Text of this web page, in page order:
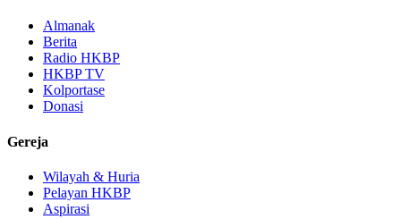
Almanak
Berita
Radio HKBP
HKBP TV
Kolportase
Donasi
Gereja
Wilayah & Huria
Pelayan HKBP
Aspirasi